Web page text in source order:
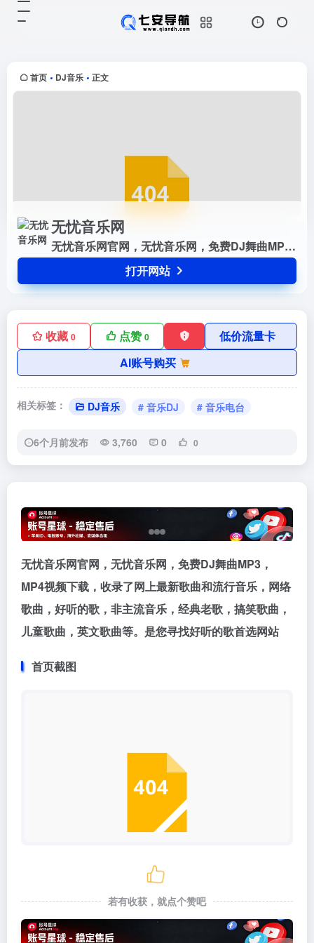
首页 • DJ音乐 • 正文
无忧音乐网
无忧音乐网官网，无忧音乐网，免费DJ舞曲MP3，MP4视频下载，收录了网上最新歌曲和流行音乐，网络歌曲，好听的歌，非主流音乐，经典老歌，搞笑歌曲，儿童歌曲，英文歌曲等。是您寻找好听的歌首选网站
打开网站
收藏 0 点赞0
低价流量卡
AI账号购买
相关标签： DJ音乐 # 音乐DJ # 音乐电台
6个月前发布 3,760 0 0
了网上最新歌曲和流行音乐，网络歌
曲，好听的歌，非主流音乐，经典老
歌，搞笑歌曲，儿童歌曲，英文...
无忧音乐网官网，无忧音乐网，免费DJ舞曲MP3，
MP4视频下载，收录了网上最新歌曲和流行音乐，网络
歌曲，好听的歌，非主流音乐，经典老歌，搞笑歌曲，
儿童歌曲，英文歌曲等。是您寻找好听的歌首选网站
首页截图
若有收获，就点个赞吧